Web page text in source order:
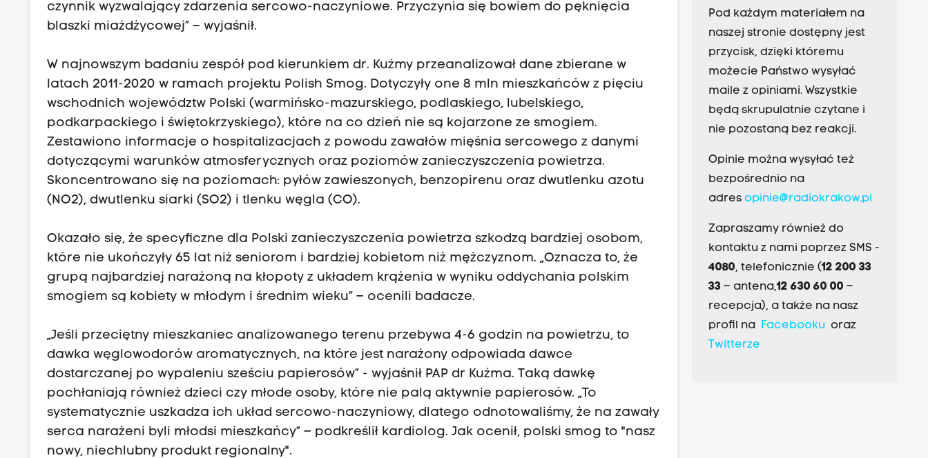
czynnik wyzwalający zdarzenia sercowo-naczyniowe. Przyczynia się bowiem do pęknięcia
blaszki miażdżycowej” – wyjaśnił.
W najnowszym badaniu zespół pod kierunkiem dr. Kuźmy przeanalizował dane zbierane w
latach 2011-2020 w ramach projektu Polish Smog. Dotyczyły one 8 mln mieszkańców z pięciu
wschodnich województw Polski (warmińsko-mazurskiego, podlaskiego, lubelskiego,
podkarpackiego i świętokrzyskiego), które na co dzień nie są kojarzone ze smogiem.
Zestawiono informacje o hospitalizacjach z powodu zawałów mięśnia sercowego z danymi
dotyczącymi warunków atmosferycznych oraz poziomów zanieczyszczenia powietrza.
Skoncentrowano się na poziomach: pyłów zawieszonych, benzopirenu oraz dwutlenku azotu
(NO2), dwutlenku siarki (SO2) i tlenku węgla (CO).
Okazało się, że specyficzne dla Polski zanieczyszczenia powietrza szkodzą bardziej osobom,
które nie ukończyły 65 lat niż seniorom i bardziej kobietom niż mężczyznom. „Oznacza to, że
grupą najbardziej narażoną na kłopoty z układem krążenia w wyniku oddychania polskim
smogiem są kobiety w młodym i średnim wieku” – ocenili badacze.
„Jeśli przeciętny mieszkaniec analizowanego terenu przebywa 4-6 godzin na powietrzu, to
dawka węglowodorów aromatycznych, na które jest narażony odpowiada dawce
dostarczanej po wypaleniu sześciu papierosów” - wyjaśnił PAP dr Kuźma. Taką dawkę
pochłaniają również dzieci czy młode osoby, które nie palą aktywnie papierosów. „To
systematycznie uszkadza ich układ sercowo-naczyniowy, dlatego odnotowaliśmy, że na zawały
serca narażeni byli młodsi mieszkańcy” – podkreślił kardiolog. Jak ocenił, polski smog to "nasz
nowy, niechlubny produkt regionalny".
Pod każdym materiałem na
naszej stronie dostępny jest
przycisk, dzięki któremu
możecie Państwo wysyłać
maile z opiniami. Wszystkie
będą skrupulatnie czytane i
nie pozostaną bez reakcji.
Opinie można wysyłać też
bezpośrednio na
adres opinie@radiokrakow.pl
Zapraszamy również do
kontaktu z nami poprzez SMS -
4080, telefonicznie (12 200 33
33– antena,12 630 60 00 –
recepcja), a także na nasz
profil na Facebookuoraz
Twitterze